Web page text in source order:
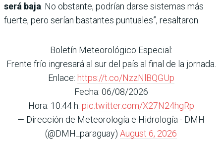
será baja . No obstante, podrían darse sistemas más
fuerte, pero serían bastantes puntuales”, resaltaron.
Boletín Meteorológico Especial:
Frente frío ingresará al sur del país al final de la jornada.
Enlace: https://t.co/NzzNlBQGUp
Fecha: 06/08/2026
Hora: 10:44 h. pic.twitter.com/X27N24hgRp
— Dirección de Meteorología e Hidrología - DMH
(@DMH_paraguay) August 6, 2026